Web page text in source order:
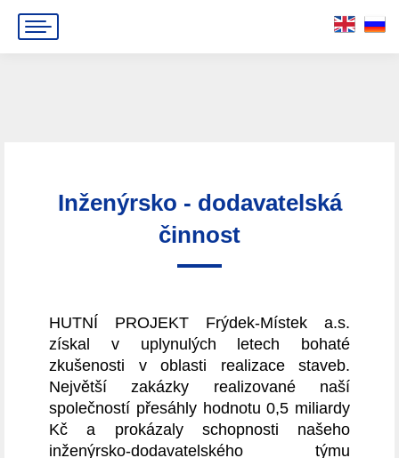
Inženýrsko - dodavatelská
činnost
HUTNÍ PROJEKT Frýdek-Místek a.s.
získal v uplynulých letech bohaté
zkušenosti v oblasti realizace staveb.
Největší zakázky realizované naší
společností přesáhly hodnotu 0,5 miliardy
Kč a prokázaly schopnosti našeho
inženýrsko-dodavatelského týmu